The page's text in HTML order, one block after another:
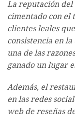
La reputación del
cimentado con el
clientes leales
consistencia en
una de las
ganado un lugar
Además, el
en las redes
web de reseñas